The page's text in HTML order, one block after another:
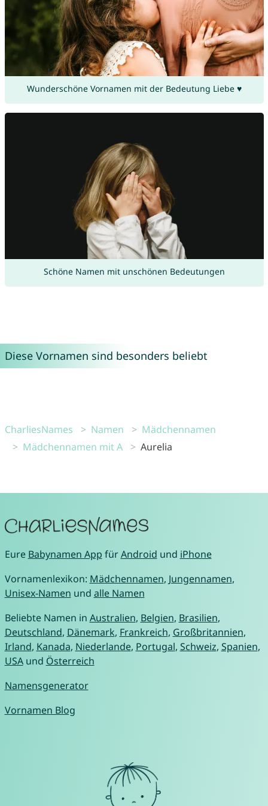
Wunderschöne Vornamen mit der Bedeutung Liebe ♥
Schöne Namen mit unschönen Bedeutungen
Diese Vornamen sind besonders beliebt
CharliesNames Namen
Mädchennamen
Mädchennamen mit A
Aurelia
Eure Babynamen App fürAndroid und iPhone
Vornamenlexikon: Mädchennamen, Jungennamen,
Unisex-Namen und alle Namen
Beliebte Namen in Australien, Belgien, Brasilien,
Deutschland, Dänemark, Frankreich, Großbritannien,
Irland, Kanada, Niederlande, Portugal, Schweiz, Spanien,
USAund Österreich
Namensgenerator
Vornamen Blog